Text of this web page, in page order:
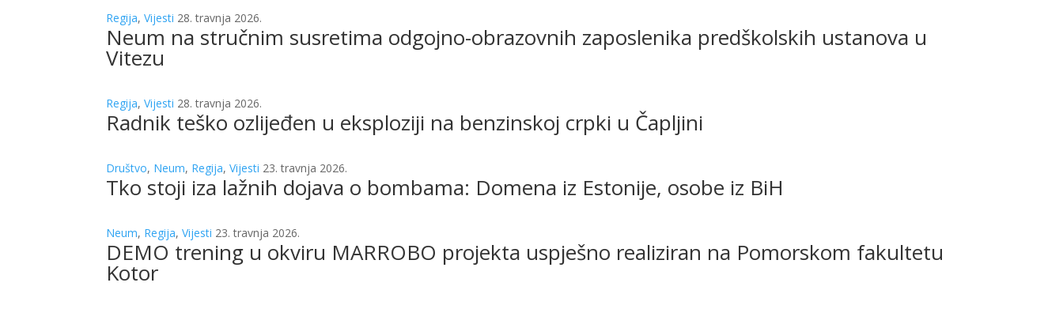
Regija,Vijesti 28. travnja 2026.
Neum na stručnim susretima odgojno-obrazovnih zaposlenika predškolskih ustanova u
Vitezu
Regija,Vijesti 28. travnja 2026.
Radnik teško ozlijeđen u eksploziji na benzinskoj crpki u Čapljini
Društvo, Neum, Regija,Vijesti 23. travnja 2026.
Tko stoji iza lažnih dojava o bombama: Domena iz Estonije, osobe iz BiH
Neum, Regija,Vijesti 23. travnja 2026.
DEMO trening u okviru MARROBO projekta uspješno realiziran na Pomorskom fakultetu
Kotor